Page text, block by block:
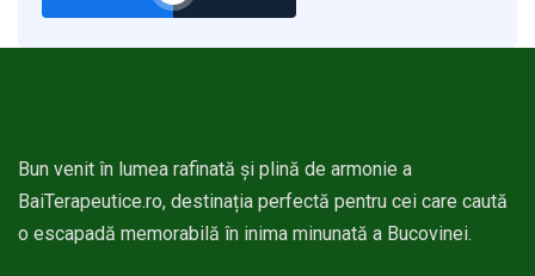
Bun venit în lumea rafinată și plină de armonie a
BaiTerapeutice.ro, destinația perfectă pentru cei care caută
o escapadă memorabilă în inima minunată a Bucovinei.